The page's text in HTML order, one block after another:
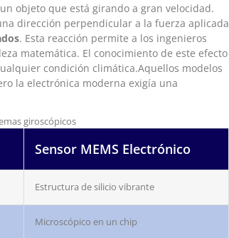
objeto que está girando a gran velocidad.
dirección perpendicular a la fuerza aplicada
. Esta reacción permite a los ingenieros
matemática. El conocimiento de este efecto
condición climática.Aquellos modelos
la electrónica moderna exigía una
giroscópicos
Sensor MEMS Electrónico
Estructura de silicio vibrante
Microscópico en un chip